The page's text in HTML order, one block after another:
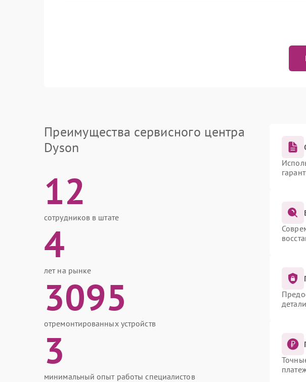
Преимущества сервисного центра
Dyson
12
сотрудников в штате
4
лет на рынке
3095
отремонтированных устройств
3
минимальный опыт работы специалистов